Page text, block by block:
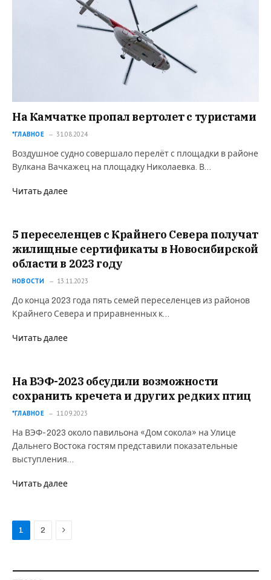
На Камчатке пропал вертолет с туристами
*ГЛАВНОЕ 31.08.2024
Воздушное судно совершало перелёт с площадки в районе
Вулкана Вачкажец на площадку Николаевка. В…
Читать далее
5 переселенцев с Крайнего Севера получат
жилищные сертификаты в Новосибирской
области в 2023 году
НОВОСТИ 13.11.2023
До конца 2023 года пять семей переселенцев из районов
Крайнего Севера и приравненных к…
Читать далее
На ВЭФ-2023 обсудили возможности
сохранить кречета и других редких птиц
*ГЛАВНОЕ 11.09.2023
На ВЭФ-2023 около павильона «Дом сокола» на Улице
Дальнего Востока гостям представили показательные
выступления…
Читать далее
1 2 Next